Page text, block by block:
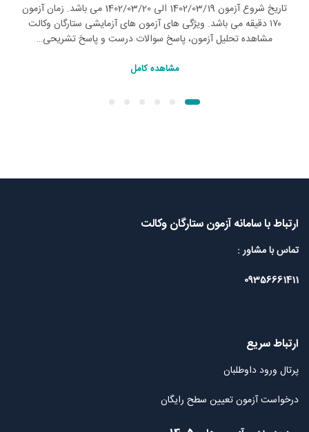
تاریخ شروع آزمون 1402/03/19 الی 1402/03/20 می باشد. زمان آزمون
۱۷۰ دقیقه می باشد. ویژگی های آزمون های آزمایشی ستارگان وکالت
مشاهده تحلیل آزمون، پاسخ سوالات درست و پاسخ تشریحی…
مشاهده کامل
ارتباط با سامانه آزمون ستارگان وکالت
تماس با مشاور :
09356661411
ارتباط سریع
پرتال ورود داوطلبان
درخواست آزمون تعیین سطح رایگان